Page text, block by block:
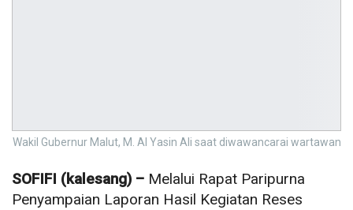
Wakil Gubernur Malut, M. Al Yasin Ali saat diwawancarai wartawan
SOFIFI (kalesang) – Melalui Rapat Paripurna
Penyampaian Laporan Hasil Kegiatan Reses